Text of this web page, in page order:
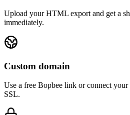
Upload your HTML export and get a
immediately.
Custom domain
Use a free Bopbee link or connect
SSL.